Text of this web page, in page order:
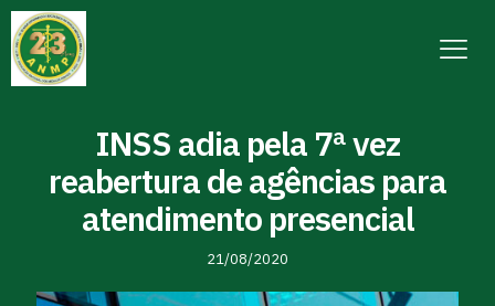
INSS adia pela 7ª vez
reabertura de agências para
atendimento presencial
21/08/2020